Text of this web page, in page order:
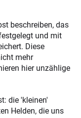
beschreiben, das
und mit
Diese
mehr
hier unzählige
die 'kleinen'
Helden, die uns